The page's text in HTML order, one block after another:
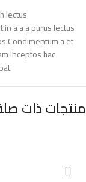
lectus.
a a a purus lectus
a et
inceptos hac
منتجات ذات